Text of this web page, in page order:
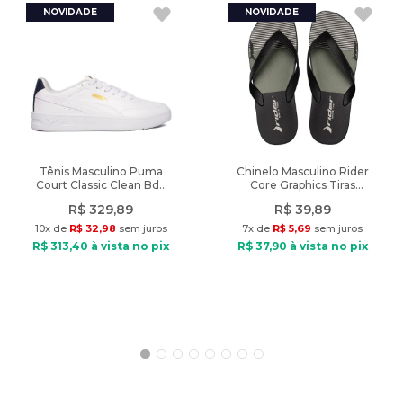
adquirindo produtos de qualidade. Aproveite! Produto de
autenticidade garantida vendido pela Lojas Radan.
A cor do produto nas fotos pode sofrer alteração em decorrência
do uso do flash ou da configuração do seu monitor.
Características:
Tipo de tênis: Casual
Material: Sintético, Têxtil
Palmilha: EVA
Solado: PVC
Peso do produto: 1007g
Tênis Masculino Puma
Court Classic Clean Bdp
R$ 329,89
10x de R$ 32,98 sem juros
R$ 313,40 à vista no pix
Chinelo Masculino Rider
Core Graphics Tiras
R$ 39,89
7x de R$ 5,69 sem juros
R$ 37,90 à vista no pix